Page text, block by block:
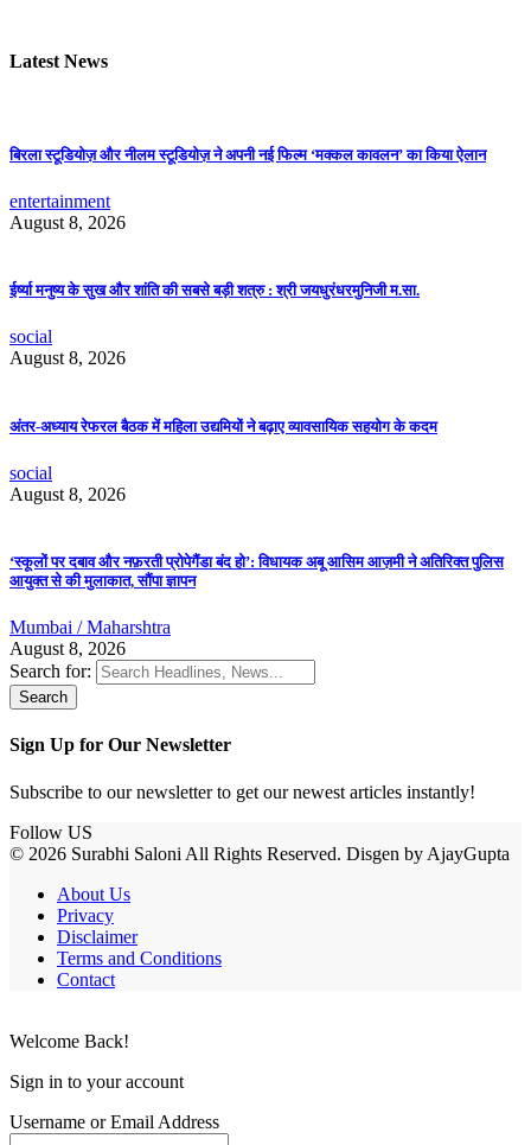
Latest News
बिरला स्टूडियोज़ और नीलम स्टूडियोज़ ने अपनी नई फिल्म ‘मक्कल कावलन’ का किया ऐलान
entertainment
August 8, 2026
ईर्ष्या मनुष्य के सुख और शांति की सबसे बड़ी शत्रु : श्री जयधुरंधरमुनिजी म.सा.
social
August 8, 2026
अंतर-अध्याय रेफरल बैठक में महिला उद्यमियों ने बढ़ाए व्यावसायिक सहयोग के कदम
social
August 8, 2026
‘स्कूलों पर दबाव और नफ़रती प्रोपेगैंडा बंद हो’: विधायक अबू आसिम आज़मी ने अतिरिक्त पुलिस
आयुक्त से की मुलाकात, सौंपा ज्ञापन
Mumbai / Maharshtra
August 8, 2026
Search for:
Sign Up for Our Newsletter
Subscribe to our newsletter to get our newest articles instantly!
Follow US
© 2026 Surabhi Saloni All Rights Reserved. Disgen by AjayGupta
About Us
Privacy
Disclaimer
Terms and Conditions
Contact
Welcome Back!
Sign in to your account
Username or Email Address